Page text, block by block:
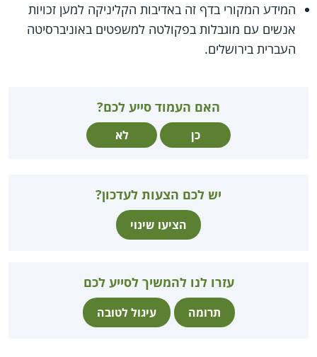
המידע המקורי בדף זה באדיבות הקליניקה למען זכויות
אנשים עם מוגבלות בפקולטה למשפטים באוניברסיטה
העברית בירושלים.
האם העמוד סייע לכם?
כן לא
יש לכם הצעות לעדכון?
הציעו שינוי
עזרו לנו להמשיך לסייע לכם
תרומה עיגול לטובה